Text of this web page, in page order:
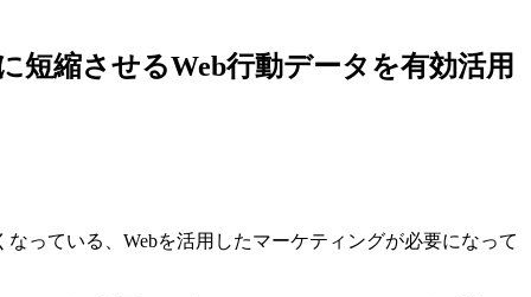
縮させるWeb行動データを有効活用
っている、Webを活用したマーケティングが必要になって